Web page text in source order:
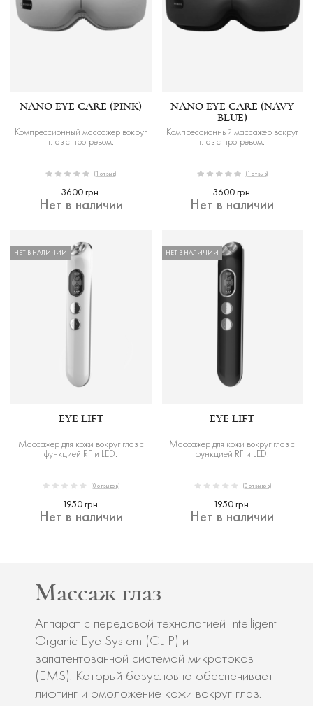
NANO EYE CARE (PINK)
Компрессионный массажер вокруг
глаз с прогревом.
(1 отзыв)
3600 грн.
Нет в наличии
NANO EYE CARE (NAVY
BLUE)
Компрессионный массажер вокруг
глаз с прогревом.
(1 отзыв)
3600 грн.
Нет в наличии
НЕТ В НАЛИЧИИ
EYE LIFT
Массажер для кожи вокруг глаз с
функцией RF и LED.
(0 отзывов)
1950 грн.
Нет в наличии
НЕТ В НАЛИЧИИ
EYE LIFT
Массажер для кожи вокруг глаз с
функцией RF и LED.
(0 отзывов)
1950 грн.
Нет в наличии
Массаж глаз
Аппарат с передовой технологией Intelligent
Organic Eye System (CLIP) и
запатентованной системой микротоков
(EMS). Который безусловно обеспечивает
лифтинг и омоложение кожи вокруг глаз.